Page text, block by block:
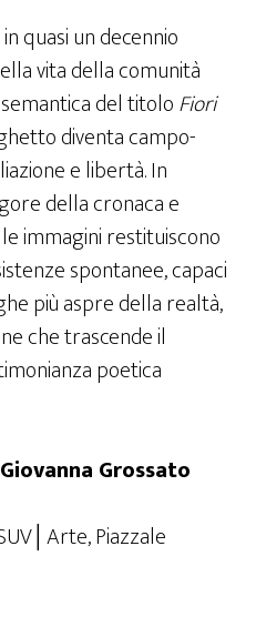
quasi un decennio
vita della comunità
del titoloFiori
diventa campo-
e libertà. In
della cronaca e
immagini restituiscono
spontanee, capaci
più aspre della realtà,
che trascende il
poetica
Piazzale